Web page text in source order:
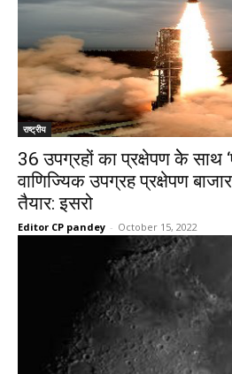
राष्ट्रीय
36 उपग्रहों का प्रक्षेपण केे साथ
वाणिज्यिक उपग्रह प्रक्षेपण
तैयार: इसरो
Editor CP pandey - October 15, 2022